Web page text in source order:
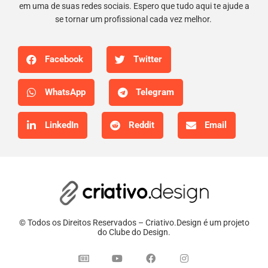
em uma de suas redes sociais. Espero que tudo aqui te ajude a
se tornar um profissional cada vez melhor.
Facebook Twitter
WhatsApp Telegram
LinkedIn Reddit Email
© Todos os Direitos Reservados – Criativo.Design é um projeto
do Clube do Design.